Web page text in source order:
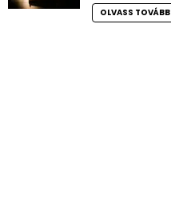
OLVASS TOVÁBB